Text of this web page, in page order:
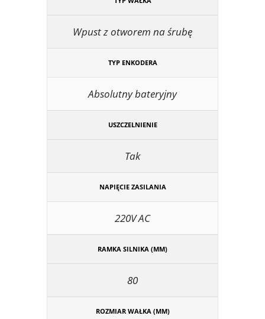
Wpust z otworem na śrubę
TYP ENKODERA
Absolutny bateryjny
USZCZELNIENIE
Tak
NAPIĘCIE ZASILANIA
220V AC
RAMKA SILNIKA (MM)
80
ROZMIAR WAŁKA (MM)